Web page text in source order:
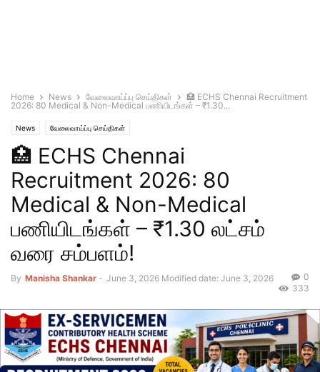
Home News வேலைவாய்ப்பு செய்திகள்
🏥 ECHS Chennai Recruitment
2026: 80 Medical & Non-Medical பணியிடங்கள் – ₹1.30...
News வேலைவாய்ப்பு செய்திகள்
🏥 ECHS Chennai
Recruitment 2026: 80
Medical & Non-Medical
பணியிடங்கள் – ₹1.30 லட்சம்
வரை சம்பளம்!
By Manisha Shankar - June 3, 2026 Modified date: June 3, 2026
0
333